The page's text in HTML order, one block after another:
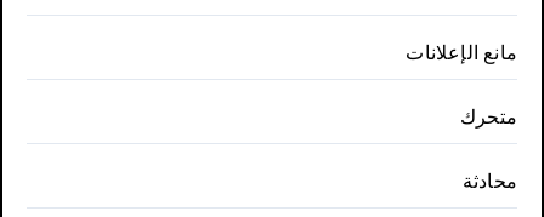
مانع الإعلانات
متحرك
محادثة